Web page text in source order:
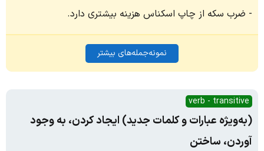
ضرب سکه از چاپ اسکناس هزینه بیشتری دارد.
نمونه‌جمله‌های بیشتر
verb - transitive
(به‌ویژه عبارات و کلمات جدید) ایجاد کردن، به وجود
آوردن، ساختن